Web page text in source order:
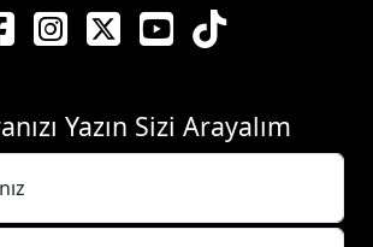
Yazın Sizi Arayalım